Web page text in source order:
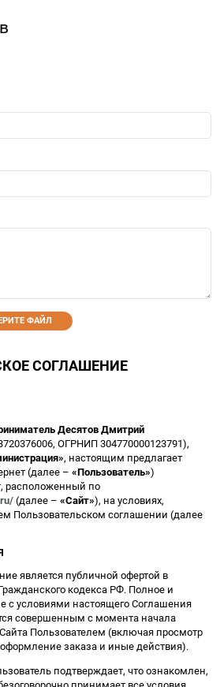
ФАЙЛ
СОГЛАШЕНИЕ
Десятов Дмитрий
ОГРНИП 304770000123791),
, настоящим предлагает
(далее – «Пользователь»)
расположенный по
(далее – «Сайт»), на условиях,
Пользовательском соглашении (далее
является публичной офертой в
кодекса РФ. Полное и
с условиями настоящего Соглашения
совершенным с момента начала
Пользователем (включая просмотр
заказа и иные действия).
подтверждает, что ознакомлен,